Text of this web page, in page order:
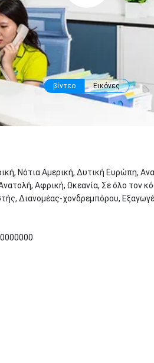
βίντεο Εικόνες
Νότια Αμερική, Δυτική Ευρώπη,
Αφρική, Ωκεανία, Σε όλο τον
Διανομέας-χονδρεμπόρου,